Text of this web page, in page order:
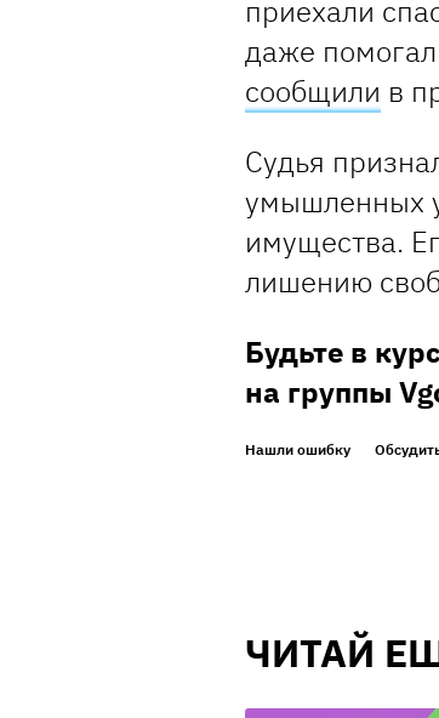
приехали
даже
сообщили в
Судья
умышленных
имущества.
лишению
Будьте в
на группы
Нашли ошибку
ЧИТАЙ